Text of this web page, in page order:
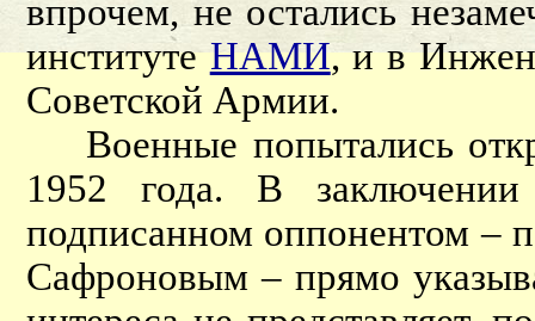
впрочем, не остались
институтеНАМИ, и в
Советской Армии.
Военные попытались
1952 года. В заключении
подписанном оппонентом –
Сафроновым – прямо